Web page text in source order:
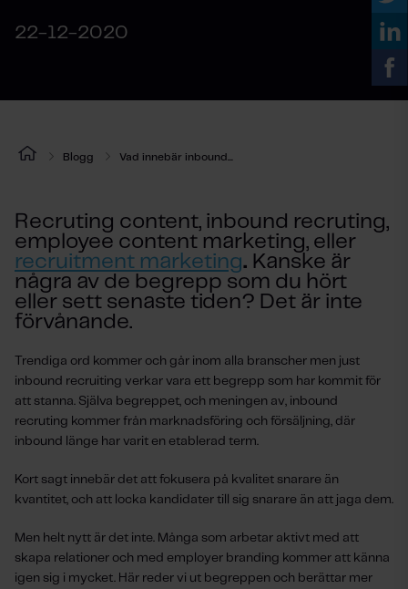
22-12-2020
Blogg Vad innebär inbound...
Recruting content, inbound recruting,
employee content marketing, eller
recruitment marketing. Kanske är
några av de begrepp som du hört
eller sett senaste tiden? Det är inte
förvånande.
Trendiga ord kommer och går inom alla branscher men just
inbound recruiting verkar vara ett begrepp som har kommit för
att stanna. Själva begreppet, och meningen av, inbound
recruting kommer från marknadsföring och försäljning, där
inbound länge har varit en etablerad term.
Kort sagt innebär det att fokusera på kvalitet snarare än
kvantitet, och att locka kandidater till sig snarare än att jaga dem.
Men helt nytt är det inte. Många som arbetar aktivt med att
skapa relationer och med employer branding kommer att känna
igen sig i mycket. Här reder vi ut begreppen och berättar mer